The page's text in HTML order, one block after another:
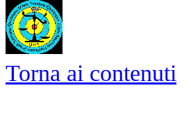
Torna ai contenuti